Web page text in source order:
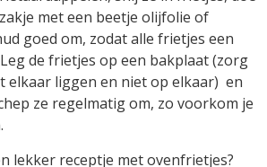
met een beetje olijfolie of
goed om, zodat alle frietjes een
de frietjes op een bakplaat (zorg
elkaar liggen en niet op elkaar) en
ze regelmatig om, zo voorkom je
lekker receptje met ovenfrietjes?